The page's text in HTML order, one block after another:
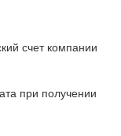
счет компании
при получении